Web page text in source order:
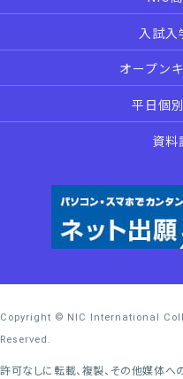
入試入
オープン
平日個
資料
Copyright © NIC International
Reserved.
許可なしに転載、複製、その他媒体へ